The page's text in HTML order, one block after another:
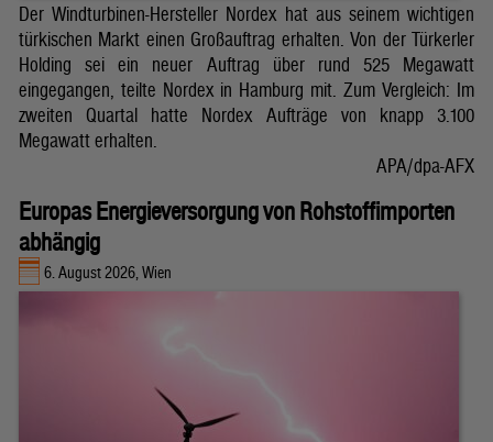
Der Windturbinen-Hersteller Nordex hat aus seinem wichtigen
türkischen Markt einen Großauftrag erhalten. Von der Türkerler
Holding sei ein neuer Auftrag über rund 525 Megawatt
eingegangen, teilte Nordex in Hamburg mit. Zum Vergleich: Im
zweiten Quartal hatte Nordex Aufträge von knapp 3.100
Megawatt erhalten.
APA/dpa-AFX
Europas Energieversorgung von Rohstoffimporten
abhängig
6. August 2026, Wien